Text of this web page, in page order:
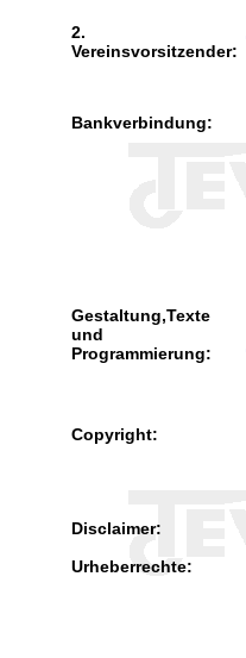
2.
Vereinsvorsitzender:
Bankverbindung:
Gestaltung,Texte
und
Programmierung:
Copyright:
Disclaimer:
Urheberrechte: